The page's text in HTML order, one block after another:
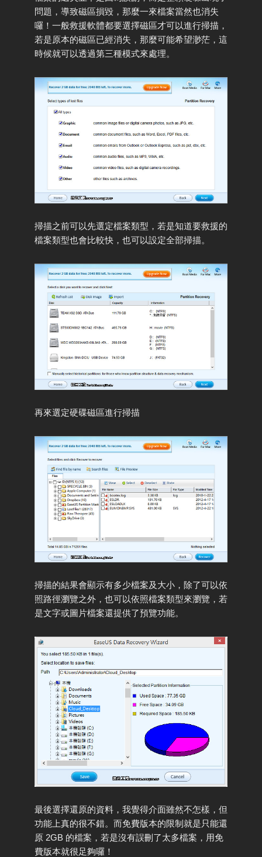
問題，導致磁區損毀，那麼一來檔案當然也消失
囉！一般救援軟體都要選擇磁區才可以進行掃描，
若是原本的磁區已經消失，那麼可能希望渺茫，這
時候就可以透過第三種模式來處理。
掃描之前可以先選定檔案類型，若是知道要救援的
檔案類型也會比較快，也可以設定全部掃描。
再來選定硬碟磁區進行掃描
掃描的結果會顯示有多少檔案及大小，除了可以依
照路徑瀏覽之外，也可以依照檔案類型來瀏覽，若
是文字或圖片檔案還提供了預覽功能。
最後選擇還原的資料，我覺得介面雖然不怎樣，但
功能上真的很不錯。而免費版本的限制就是只能還
原 2GB 的檔案，若是沒有誤刪了太多檔案，用免
費版本就很足夠囉！